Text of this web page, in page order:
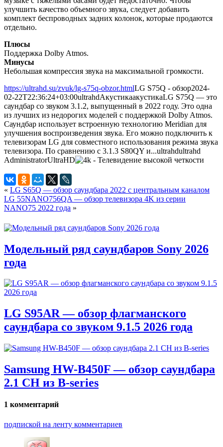
улучшить качество объемного звука, следует добавить
комплект беспроводных задних колонок, которые продаются
отдельно.
Плюсы
Поддержка Dolby Atmos.
Минусы
Небольшая компрессия звука на максимальной громкости.
https://ultrahd.su/zvuk/lg-s75q-obzor.htmlLG S75Q - обзор2024-
02-22T22:36:24+03:00ultrahdАкустикаакустикаLG S75Q — это
саундбар со звуком 3.1.2, выпущенный в 2022 году. Это одна
из лучших из недорогих моделей с поддержкой Dolby Atmos.
Саундбар использует встроенную технологию Meridian для
улучшения воспроизведения звука. Его можно подключить к
телевизорам LG для совместного использования режима звука
телевизора. По сравнению с 3.1.3 S80QY и...ultrahdultrahd
AdministratorUltraHD
« LG S65Q — обзор саундбара 2022 с центральным каналом
LG 55NANO756QA — обзор телевизора 4K из серии
NANO75 2022 года »
Модельный ряд саундбаров Sony 2026
года
LG S95AR — обзор флагманского
саундбара со звуком 9.1.5 2026 года
Samsung HW-B450F — обзор саундбара
2.1 CH из B-series
1 комментарий
подпиской на ленту комментариев